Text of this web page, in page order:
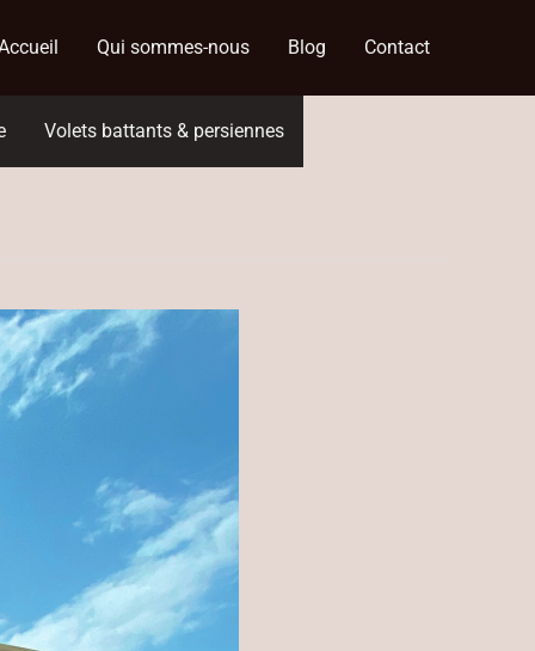
Qui sommes-nous Blog Contact
Volets battants & persiennes